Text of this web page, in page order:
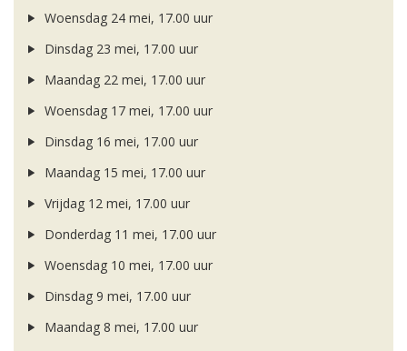
Woensdag 24 mei, 17.00 uur
Dinsdag 23 mei, 17.00 uur
Maandag 22 mei, 17.00 uur
Woensdag 17 mei, 17.00 uur
Dinsdag 16 mei, 17.00 uur
Maandag 15 mei, 17.00 uur
Vrijdag 12 mei, 17.00 uur
Donderdag 11 mei, 17.00 uur
Woensdag 10 mei, 17.00 uur
Dinsdag 9 mei, 17.00 uur
Maandag 8 mei, 17.00 uur